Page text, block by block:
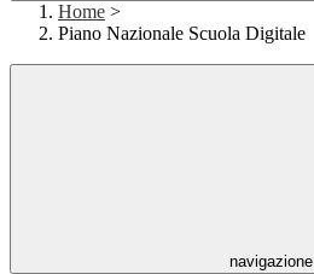
Home >
Piano Nazionale Scuola Digitale
navigazione